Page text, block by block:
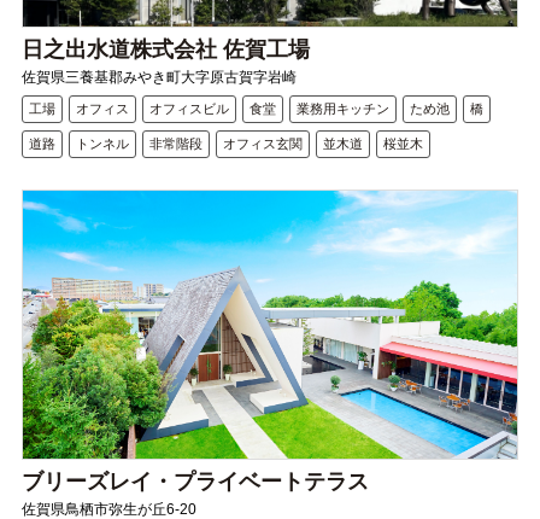
日之出水道株式会社 佐賀工場
佐賀県三養基郡みやき町大字原古賀字岩崎
工場 オフィス オフィスビル 食堂 業務用キッチン ため池 橋
道路 トンネル 非常階段 オフィス玄関 並木道 桜並木
ブリーズレイ・プライベートテラス
佐賀県鳥栖市弥生が丘6-20